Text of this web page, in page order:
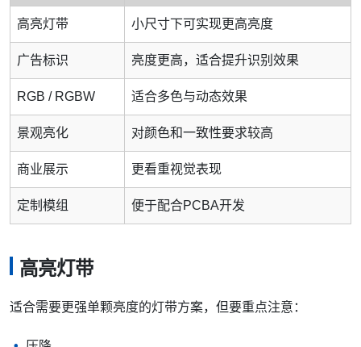
高亮灯带 小尺寸下可实现更高亮度
广告标识 亮度更高，适合提升识别效果
RGB / RGBW 适合多色与动态效果
景观亮化 对颜色和一致性要求较高
商业展示 更看重视觉表现
定制模组 便于配合PCBA开发
高亮灯带
适合需要更强单颗亮度的灯带方案，但要重点注意：